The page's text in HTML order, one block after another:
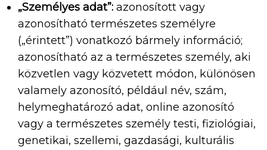
„Személyes adat”: azonosított vagy
azonosítható természetes személyre
(„érintett”) vonatkozó bármely információ;
azonosítható az a természetes személy, aki
közvetlen vagy közvetett módon, különösen
valamely azonosító, például név, szám,
helymeghatározó adat, online azonosító
vagy a természetes személy testi, fiziológiai,
genetikai, szellemi, gazdasági, kulturális